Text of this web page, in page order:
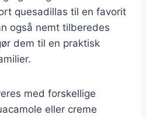
quesadillas til en favorit
også nemt tilberedes
dem til en praktisk
med forskellige
eller creme